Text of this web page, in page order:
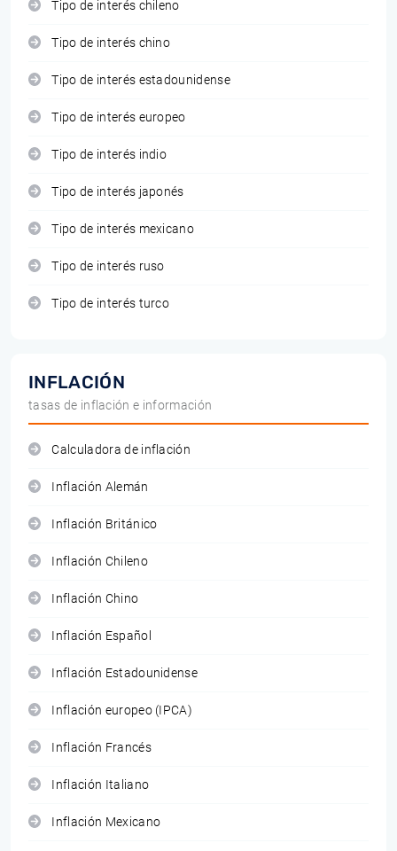
Tipo de interés chileno
Tipo de interés chino
Tipo de interés estadounidense
Tipo de interés europeo
Tipo de interés indio
Tipo de interés japonés
Tipo de interés mexicano
Tipo de interés ruso
Tipo de interés turco
INFLACIÓN
tasas de inflación e información
Calculadora de inflación
Inflación Alemán
Inflación Británico
Inflación Chileno
Inflación Chino
Inflación Español
Inflación Estadounidense
Inflación europeo (IPCA)
Inflación Francés
Inflación Italiano
Inflación Mexicano